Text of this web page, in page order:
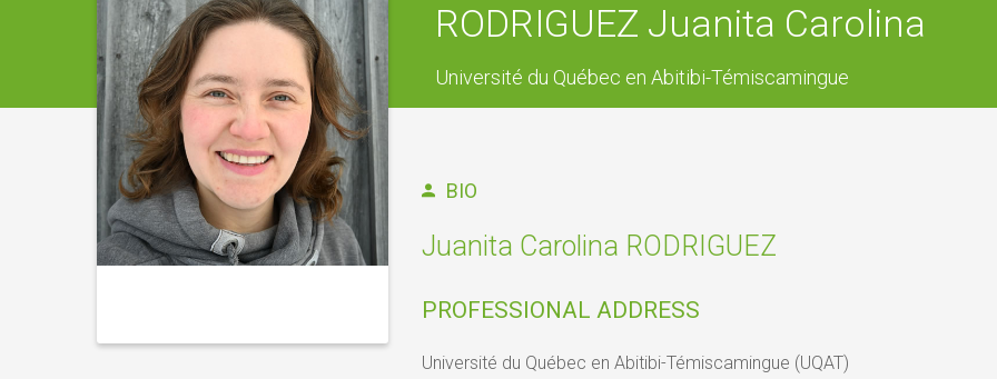
RODRIGUEZ Juanita Carolina
Université du Québec en Abitibi-Témiscamingue
BIO
Juanita Carolina RODRIGUEZ
PROFESSIONAL ADDRESS
Université du Québec en Abitibi-Témiscamingue (UQAT)